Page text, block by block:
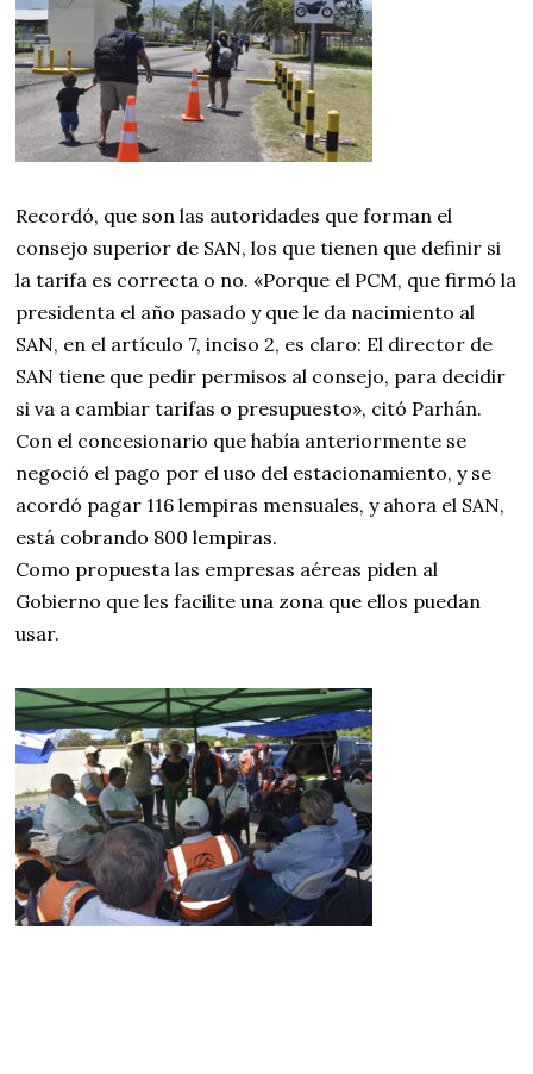
Recordó, que son las autoridades que forman el
consejo superior de SAN, los que tienen que definir si
la tarifa es correcta o no. «Porque el PCM, que firmó la
presidenta el año pasado y que le da nacimiento al
SAN, en el artículo 7, inciso 2, es claro: El director de
SAN tiene que pedir permisos al consejo, para decidir
si va a cambiar tarifas o presupuesto», citó Parhán.
Con el concesionario que había anteriormente se
negoció el pago por el uso del estacionamiento, y se
acordó pagar 116 lempiras mensuales, y ahora el SAN,
está cobrando 800 lempiras.
Como propuesta las empresas aéreas piden al
Gobierno que les facilite una zona que ellos puedan
usar.